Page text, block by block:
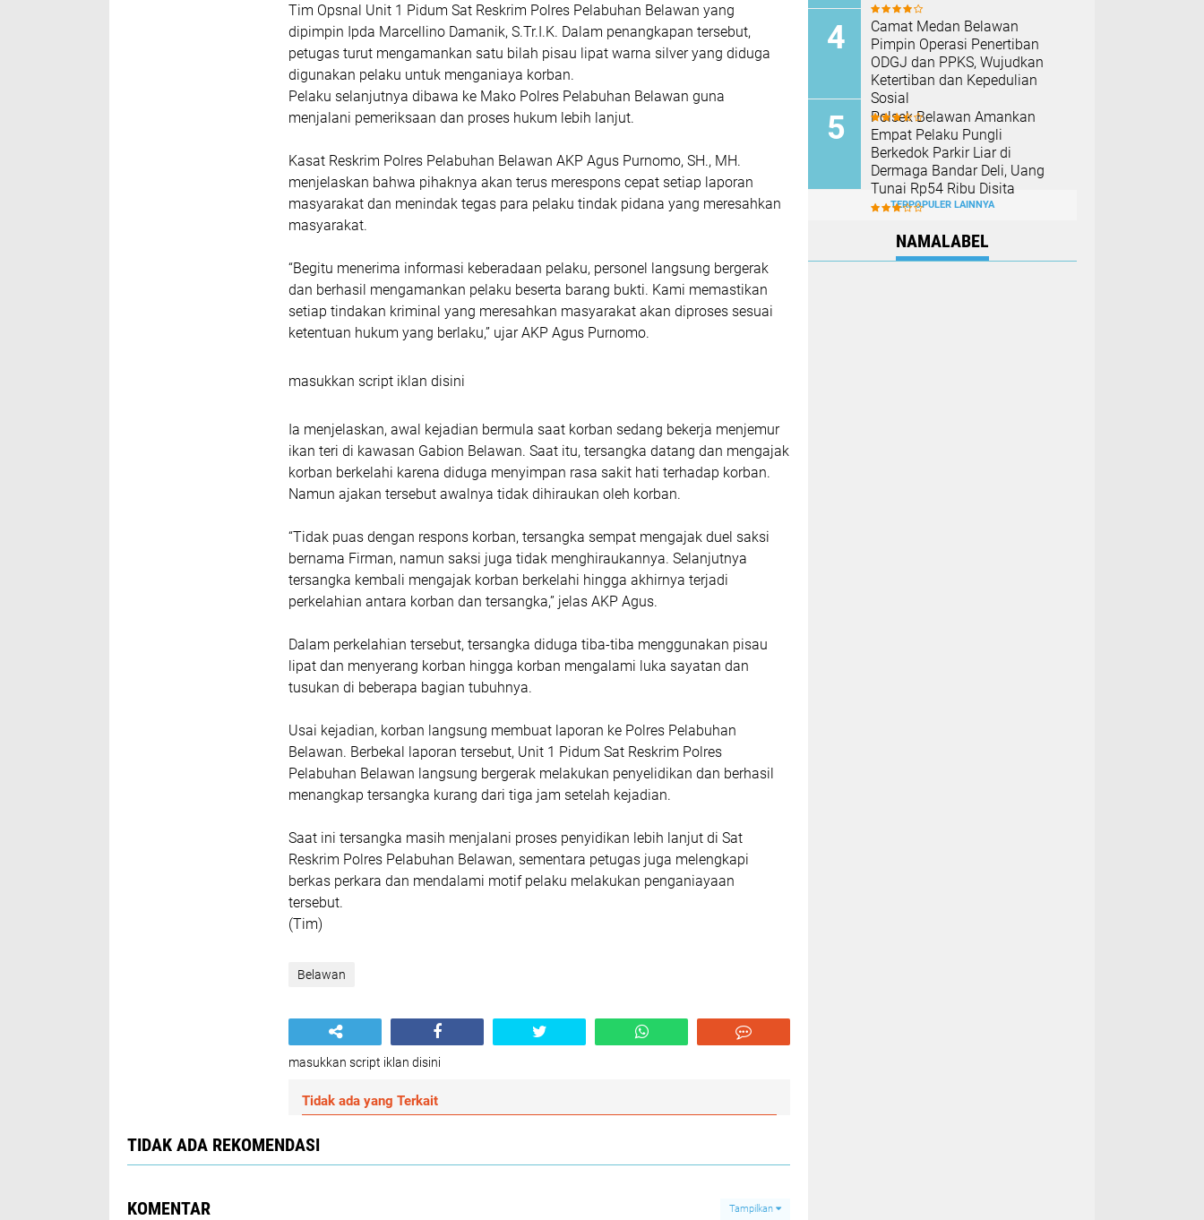
Tim Opsnal Unit 1 Pidum Sat Reskrim Polres Pelabuhan Belawan yang
dipimpin Ipda Marcellino Damanik, S.Tr.I.K. Dalam penangkapan tersebut,
petugas turut mengamankan satu bilah pisau lipat warna silver yang diduga
digunakan pelaku untuk menganiaya korban.
Pelaku selanjutnya dibawa ke Mako Polres Pelabuhan Belawan guna
menjalani pemeriksaan dan proses hukum lebih lanjut.
Kasat Reskrim Polres Pelabuhan Belawan AKP Agus Purnomo, SH., MH.
menjelaskan bahwa pihaknya akan terus merespons cepat setiap laporan
masyarakat dan menindak tegas para pelaku tindak pidana yang meresahkan
masyarakat.
“Begitu menerima informasi keberadaan pelaku, personel langsung bergerak
dan berhasil mengamankan pelaku beserta barang bukti. Kami memastikan
setiap tindakan kriminal yang meresahkan masyarakat akan diproses sesuai
ketentuan hukum yang berlaku,” ujar AKP Agus Purnomo.
masukkan script iklan disini
Ia menjelaskan, awal kejadian bermula saat korban sedang bekerja menjemur
ikan teri di kawasan Gabion Belawan. Saat itu, tersangka datang dan mengajak
korban berkelahi karena diduga menyimpan rasa sakit hati terhadap korban.
Namun ajakan tersebut awalnya tidak dihiraukan oleh korban.
“Tidak puas dengan respons korban, tersangka sempat mengajak duel saksi
bernama Firman, namun saksi juga tidak menghiraukannya. Selanjutnya
tersangka kembali mengajak korban berkelahi hingga akhirnya terjadi
perkelahian antara korban dan tersangka,” jelas AKP Agus.
Dalam perkelahian tersebut, tersangka diduga tiba-tiba menggunakan pisau
lipat dan menyerang korban hingga korban mengalami luka sayatan dan
tusukan di beberapa bagian tubuhnya.
Usai kejadian, korban langsung membuat laporan ke Polres Pelabuhan
Belawan. Berbekal laporan tersebut, Unit 1 Pidum Sat Reskrim Polres
Pelabuhan Belawan langsung bergerak melakukan penyelidikan dan berhasil
menangkap tersangka kurang dari tiga jam setelah kejadian.
Saat ini tersangka masih menjalani proses penyidikan lebih lanjut di Sat
Reskrim Polres Pelabuhan Belawan, sementara petugas juga melengkapi
berkas perkara dan mendalami motif pelaku melakukan penganiayaan
tersebut.
(Tim)
Belawan
masukkan script iklan disini
Tidak ada yang Terkait
TIDAK ADA REKOMENDASI
KOMENTAR Tampilkan
Camat Medan Belawan
Pimpin Operasi Penertiban
ODGJ dan PPKS, Wujudkan
Ketertiban dan Kepedulian
Sosial
Polsek Belawan Amankan
Empat Pelaku Pungli
Berkedok Parkir Liar di
Dermaga Bandar Deli, Uang
Tunai Rp54 Ribu Disita
TERPOPULER LAINNYA
NAMALABEL